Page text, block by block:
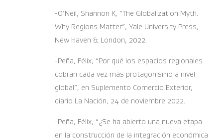
-O’Neil, Shannon K, “The Globalization Myth.
Why Regions Matter”, Yale University Press,
New Haven & London, 2022.
-Peña, Félix, “Por qué los espacios regionales
cobran cada vez más protagonismo a nivel
global”, en Suplemento Comercio Exterior,
diario La Nación, 24 de noviembre 2022.
-Peña, Félix, “¿Se ha abierto una nueva etapa
en la construcción de la integración económica